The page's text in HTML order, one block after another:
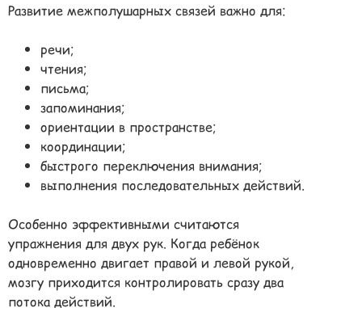
Развитие межполушарных связей важно для:
речи;
чтения;
письма;
запоминания;
ориентации в пространстве;
координации;
быстрого переключения внимания;
выполнения последовательных действий.
Особенно эффективными считаются
упражнения для двух рук. Когда ребёнок
одновременно двигает правой и левой рукой,
мозгу приходится контролировать сразу два
потока действий.